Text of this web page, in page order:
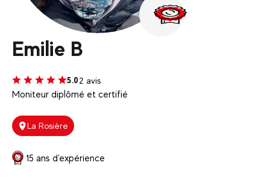
Emilie B
5.02 avis
Moniteur diplômé et certifié
La Rosière
15 ans d'expérience